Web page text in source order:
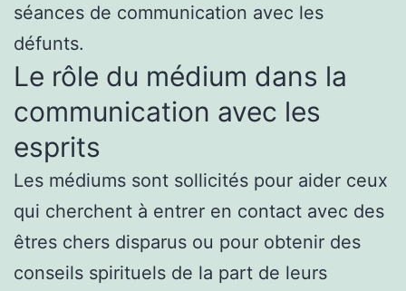
séances de communication avec les
défunts.
Le rôle du médium dans la
communication avec les
esprits
Les médiums sont sollicités pour aider ceux
qui cherchent à entrer en contact avec des
êtres chers disparus ou pour obtenir des
conseils spirituels de la part de leurs